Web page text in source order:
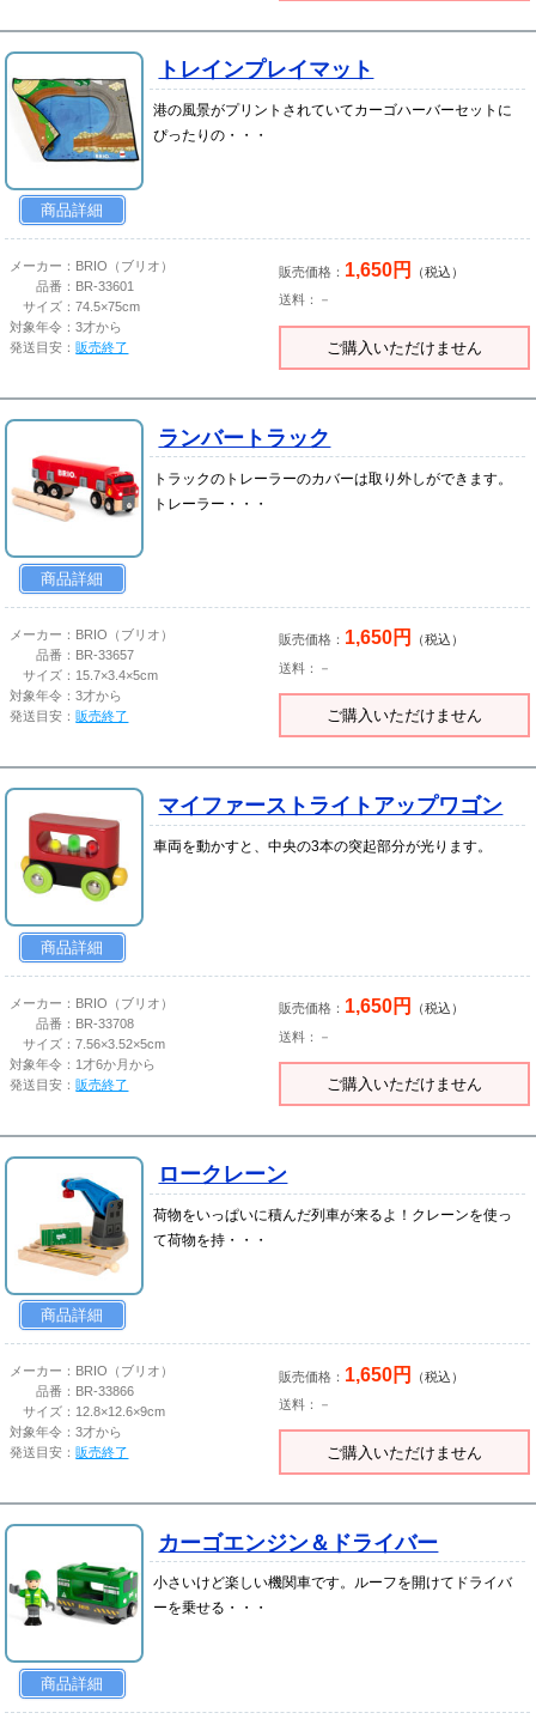
商品詳細
トレインプレイマット
港の風景がプリントされていてカーゴハーバーセットに
ぴったりの・・・
メーカー： BRIO（ブリオ）
品番： BR-33601
サイズ：74.5×75cm
対象年令：3才から
発送目安： 販売終了
販売価格： 1,650円
（税込）
送料：－
ご購入いただけません
商品詳細
ランバートラック
トラックのトレーラーのカバーは取り外しができます。
トレーラー・・・
メーカー： BRIO（ブリオ）
品番： BR-33657
サイズ： 15.7×3.4×5cm
対象年令：3才から
発送目安：販売終了
販売価格： 1,650円
（税込）
送料：－
ご購入いただけません
商品詳細
マイファーストライトアップワゴン
車両を動かすと、中央の3本の突起部分が光ります。
メーカー： BRIO（ブリオ）
品番： BR-33708
サイズ：7.56×3.52×5cm
対象年令： 1才6か月から
発送目安：販売終了
販売価格： 1,650円
（税込）
送料：－
ご購入いただけません
商品詳細
ロークレーン
荷物をいっぱいに積んだ列車が来るよ！クレーンを使っ
て荷物を持・・・
メーカー： BRIO（ブリオ）
品番： BR-33866
サイズ： 12.8×12.6×9cm
対象年令：3才から
発送目安： 販売終了
販売価格： 1,650円
（税込）
送料：－
ご購入いただけません
商品詳細
カーゴエンジン＆ドライバー
小さいけど楽しい機関車です。ルーフを開けてドライバ
ーを乗せる・・・